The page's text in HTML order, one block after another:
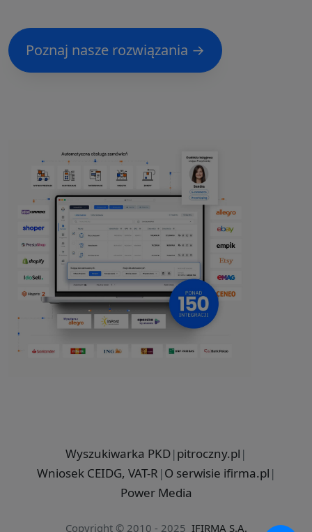
Poznaj nasze rozwiązania →
Wyszukiwarka PKD| pitroczny.pl |
Wniosek CEIDG, VAT-R | O serwisie ifirma.pl |
Power Media
Copyright © 2010 - 2025 IFIRMA S.A.